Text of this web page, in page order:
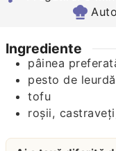
Ingrediente
pâinea
pesto de leurdă
tofu
roșii,